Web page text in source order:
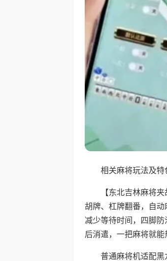
相关麻将玩法及特
【东北吉林麻将
胡牌、杠牌翻番，自
减少等待时间，四脚
后消遣，一把麻将就能
普通麻将机适配黑